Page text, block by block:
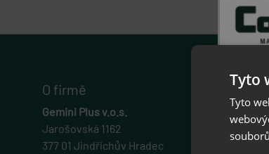
O firmě
Gemini Plus v.o.s.
Jarošovská 1162
377 01 Jindřichův Hradec
Tyto
Tyto